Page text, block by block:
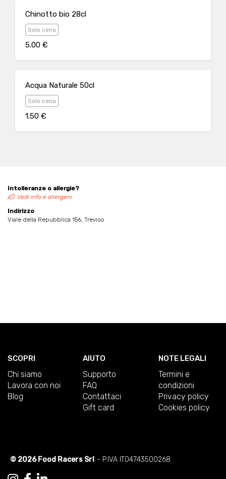
Chinotto bio 28cl
Solo cena
5.00 €
Acqua Naturale 50cl
Solo cena
1.50 €
Intolleranze o allergie?
Vedi info e allergeni
Indirizzo
Viale della Repubblica 156, Treviso
SCOPRI
Chi siamo
Lavora con noi
Blog
AIUTO
Supporto
FAQ
Contattaci
Gift card
NOTE LEGALI
Termini e
condizioni
Privacy policy
Cookies policy
© 2026 Food Racers Srl - P.IVA IT04743500268